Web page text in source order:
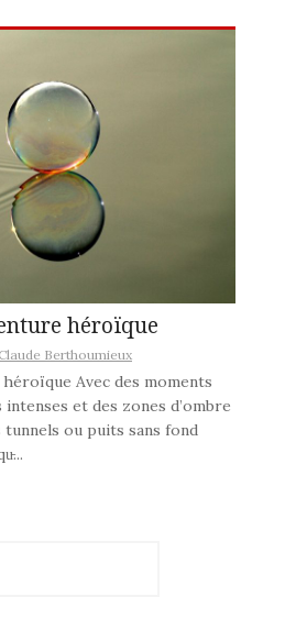
héroïque
Claude Berthoumieux
Avec des moments
et des zones d’ombre
ou puits sans fond